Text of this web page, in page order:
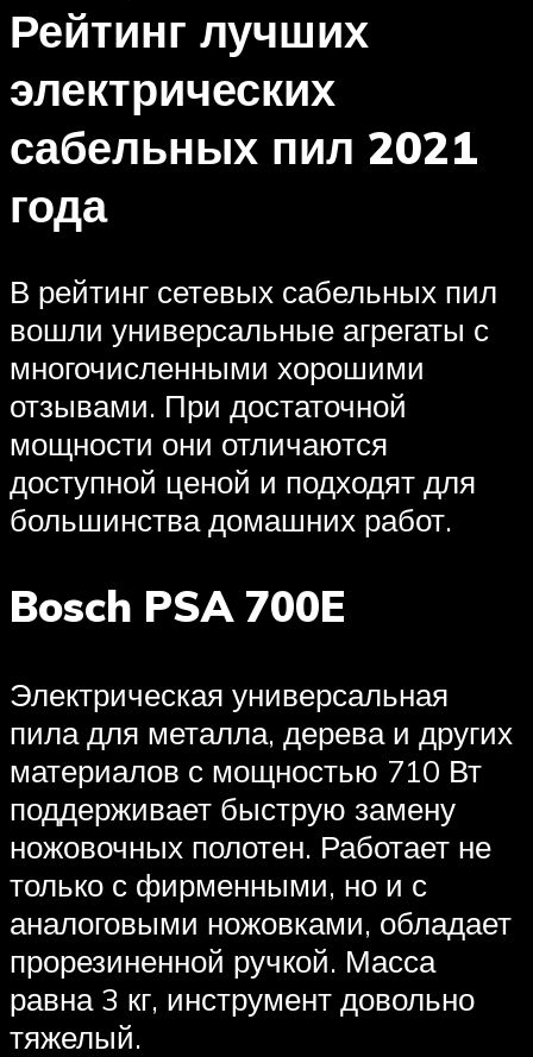
Рейтинг лучших
электрических
сабельных пил 2021
года
В рейтинг сетевых сабельных пил
вошли универсальные агрегаты с
многочисленными хорошими
отзывами. При достаточной
мощности они отличаются
доступной ценой и подходят для
большинства домашних работ.
Bosch PSA 700E
Электрическая универсальная
пила для металла, дерева и других
материалов с мощностью 710 Вт
поддерживает быструю замену
ножовочных полотен. Работает не
только с фирменными, но и с
аналоговыми ножовками, обладает
прорезиненной ручкой. Масса
равна 3 кг, инструмент довольно
тяжелый.